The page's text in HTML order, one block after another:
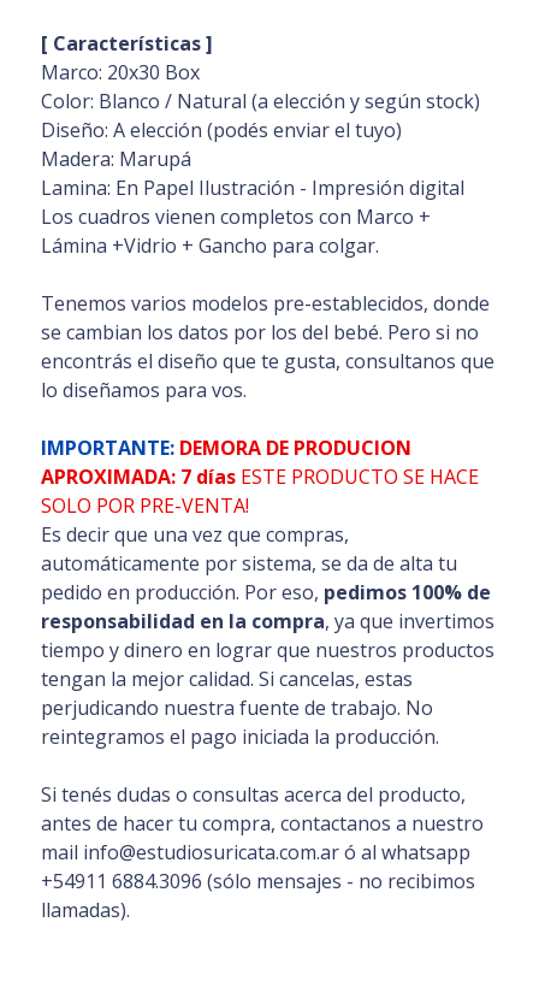
[ Características ]
Marco: 20x30 Box
Color: Blanco / Natural (a elección y según stock)
Diseño: A elección (podés enviar el tuyo)
Madera: Marupá
Lamina: En Papel Ilustración - Impresión digital
Los cuadros vienen completos con Marco +
Lámina +Vidrio + Gancho para colgar.
Tenemos varios modelos pre-establecidos, donde
se cambian los datos por los del bebé. Pero si no
encontrás el diseño que te gusta, consultanos que
lo diseñamos para vos.
IMPORTANTE: DEMORA DE PRODUCION
APROXIMADA: 7 días ESTE PRODUCTO SE HACE
SOLO POR PRE-VENTA!
Es decir que una vez que compras,
automáticamente por sistema, se da de alta tu
pedido en producción. Por eso, pedimos 100% de
responsabilidad en la compra, ya que invertimos
tiempo y dinero en lograr que nuestros productos
tengan la mejor calidad. Si cancelas, estas
perjudicando nuestra fuente de trabajo. No
reintegramos el pago iniciada la producción.
Si tenés dudas o consultas acerca del producto,
antes de hacer tu compra, contactanos a nuestro
mail info@estudiosuricata.com.ar ó al whatsapp
+54911 6884.3096 (sólo mensajes - no recibimos
llamadas).